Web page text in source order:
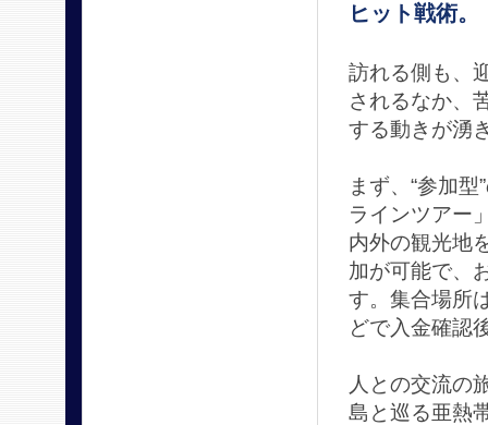
ヒット戦術。
訪れる側も、
されるなか、
する動きが湧
まず、“参加
ラインツアー
内外の観光地
加が可能で、
す。集合場所
どで入金確認
人との交流の
島と巡る亜熱